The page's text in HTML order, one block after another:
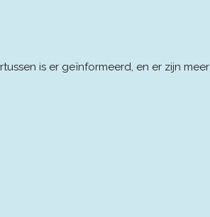
is er geïnformeerd, en er zijn meer